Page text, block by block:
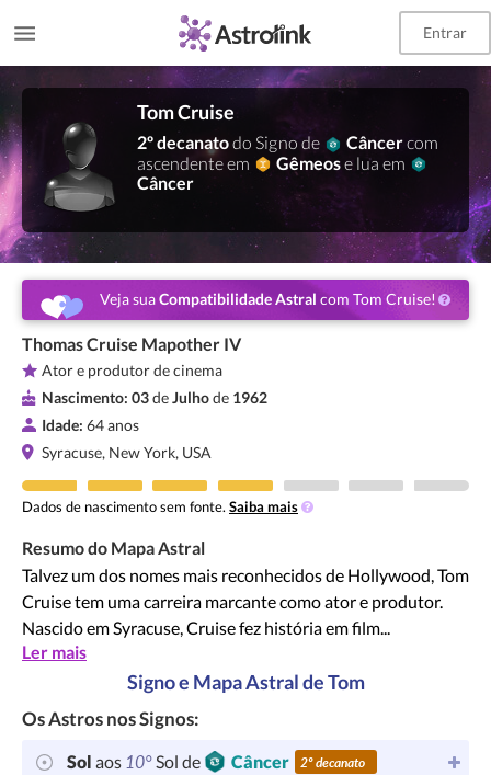
Entrar
Tom Cruise
2º decanatodo Signo de Câncercom
ascendente em
Gêmeose lua em
Câncer
Veja suaCompatibilidade Astral com Tom Cruise!
Thomas Cruise Mapother IV
Ator e produtor de cinema
Nascimento: 03deJulhode 1962
Idade: 64 anos
Syracuse, New York, USA
Dados de nascimento sem fonte. Saiba mais
Resumo do Mapa Astral
Talvez um dos nomes mais reconhecidos de Hollywood, Tom
Cruise tem uma carreira marcante como ator e produtor.
Nascido em Syracuse, Cruise fez história em film...
Ler mais
Signo e Mapa Astral de Tom
Os Astros nos Signos:
Sol aos 10°Sol de Câncer 2º decanato